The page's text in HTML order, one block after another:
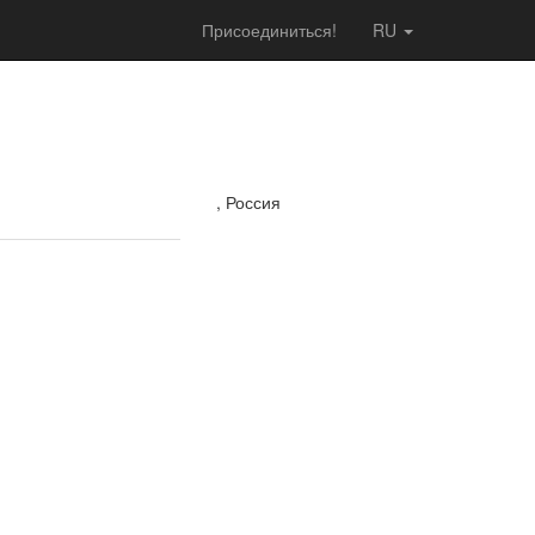
RU
Присоединиться!
, Россия